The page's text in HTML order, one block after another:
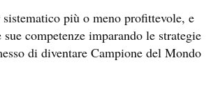
più o meno profittevole, e
competenze imparando le strategie
di diventare Campione del Mondo